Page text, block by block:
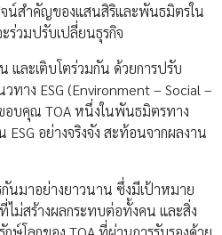
น์สำคัญของแสนสิริและพันธมิตรใน
ร่วมปรับเปลี่ยนธุรกิจ
ละเติบโตร่วมกัน ด้วยการปรับ
ทาง ESG (Environment – Social –
อบคุณ TOA หนึ่งในพันธมิตรทาง
อย่างจริงจัง สะท้อนจากผลงาน
นมาอย่างยาวนาน ซึ่งมีเป้าหมาย
ไม่สร้างผลกระทบต่อทั้งคน และสิ่ง